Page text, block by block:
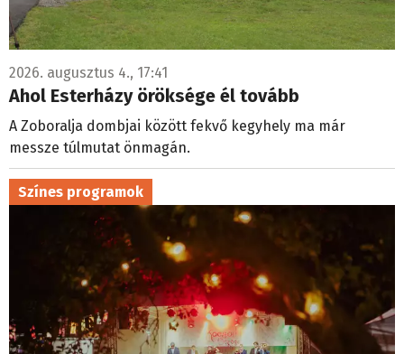
2026. augusztus 4., 17:41
Ahol Esterházy öröksége él tovább
A Zoboralja dombjai között fekvő kegyhely ma már
messze túlmutat önmagán.
Színes programok